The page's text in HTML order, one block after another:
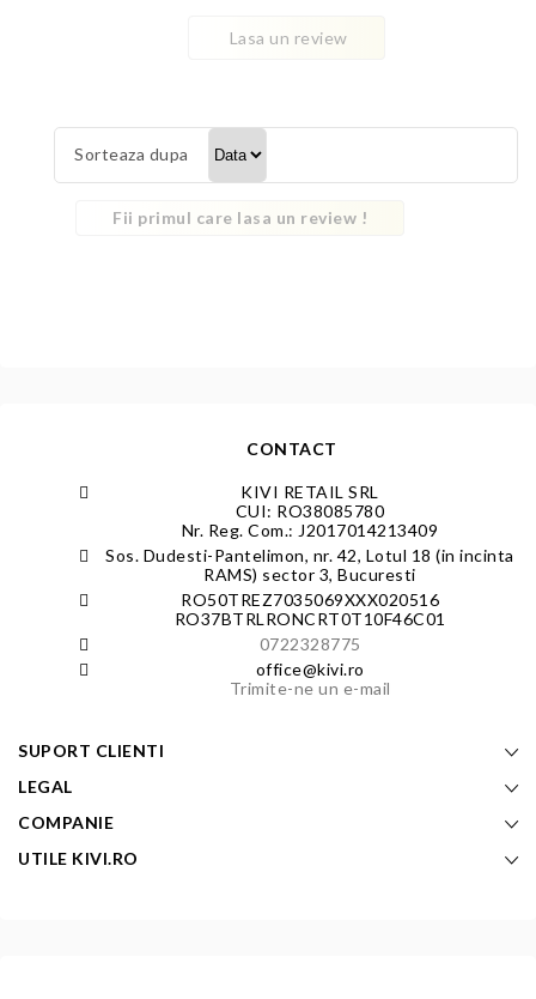
Lasa un review
Sorteaza dupa
Fii primul care lasa un review !
CONTACT
KIVI RETAIL SRL
CUI: RO38085780
Nr. Reg. Com.: J2017014213409
Sos. Dudesti-Pantelimon, nr. 42, Lotul 18 (in incinta
RAMS) sector 3, Bucuresti
RO50TREZ7035069XXX020516
RO37BTRLRONCRT0T10F46C01
0722328775
office@kivi.ro
Trimite-ne un e-mail
SUPORT CLIENTI
LEGAL
COMPANIE
UTILE KIVI.RO